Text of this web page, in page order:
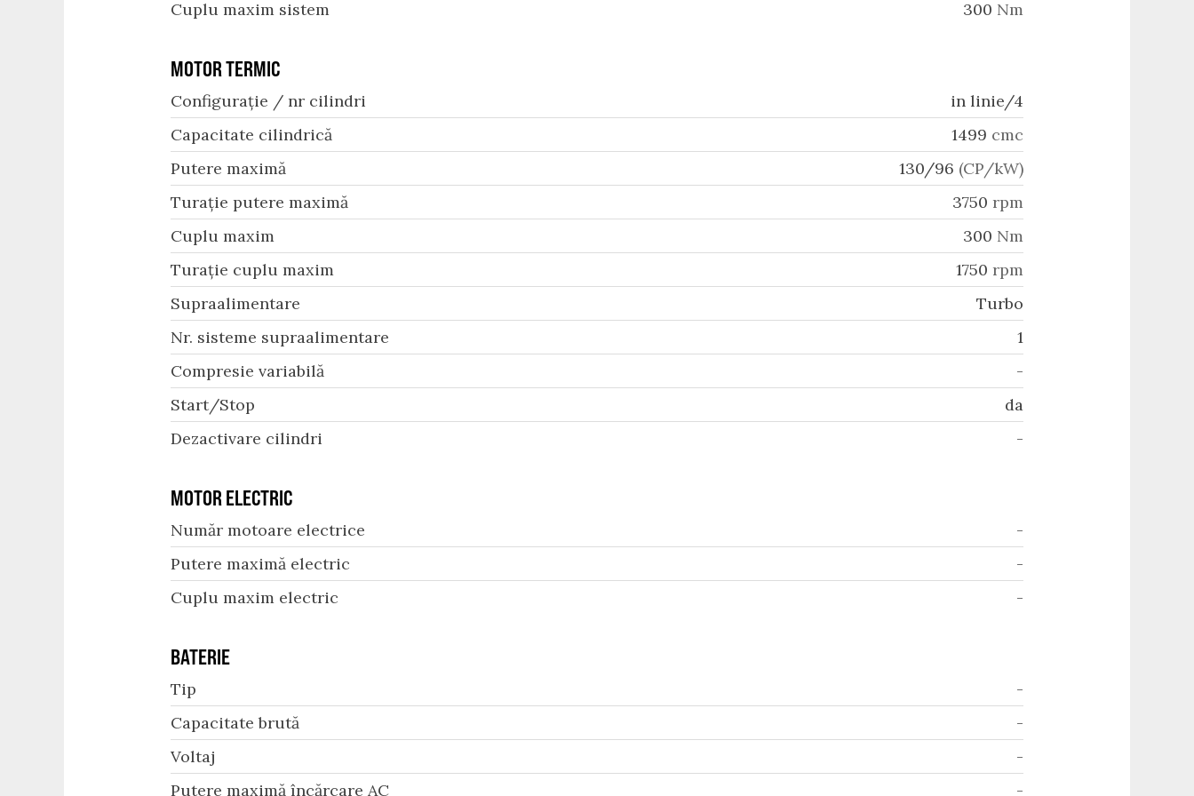
Cuplu maxim sistem
300 Nm
MOTOR TERMIC
Configurație / nr cilindri
in linie/4
Capacitate cilindrică
1499 cmc
Putere maximă
130/96 (CP/kW)
Turație putere maximă
3750 rpm
Cuplu maxim
300 Nm
Turație cuplu maxim
1750 rpm
Supraalimentare
Turbo
Nr. sisteme supraalimentare
1
Compresie variabilă
-
Start/Stop
da
Dezactivare cilindri
-
MOTOR ELECTRIC
Număr motoare electrice
-
Putere maximă electric
-
Cuplu maxim electric
-
BATERIE
Tip
-
Capacitate brută
-
Voltaj
-
Putere maximă încărcare AC
-